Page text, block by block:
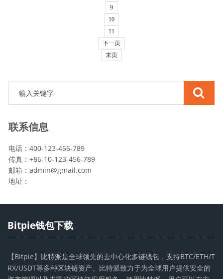
9
10
11
下一页
末页
联系信息
电话：400-123-456-789
传真：+86-10-123-456-789
邮箱：admin@gmail.com
地址：
Bitpie钱包下载
【Bitpie】比特派是全球领先的去中心化多链钱包，支持BTC/ETH/T
RX/USDT等多种区块链资产。比特派致力于为全球用户提供安全的